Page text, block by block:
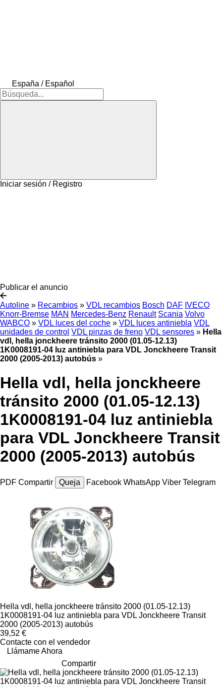
España / Español
Iniciar sesión / Registro
Publicar el anuncio
Autoline » Recambios » VDL recambios Bosch DAF IVECO
Knorr-Bremse MAN Mercedes-Benz Renault Scania Volvo
WABCO » VDL luces del coche » VDL luces antiniebla VDL
unidades de control VDL pinzas de freno VDL sensores » Hella
vdl, hella jonckheere tránsito 2000 (01.05-12.13)
1K0008191-04 luz antiniebla para VDL Jonckheere Transit
2000 (2005-2013) autobús »
Hella vdl, hella jonckheere
tránsito 2000 (01.05-12.13)
1K0008191-04 luz antiniebla
para VDL Jonckheere Transit
2000 (2005-2013) autobús
PDF Compartir Queja Facebook WhatsApp Viber Telegram
Hella vdl, hella jonckheere tránsito 2000 (01.05-12.13)
1K0008191-04 luz antiniebla para VDL Jonckheere Transit
2000 (2005-2013) autobús
39,52 €
Contacte con el vendedor
Llámame Ahora
Compartir